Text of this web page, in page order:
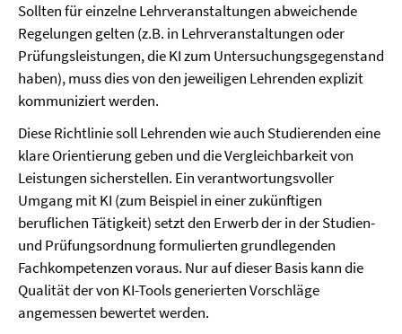
Sollten für einzelne Lehrveranstaltungen abweichende
Regelungen gelten (z.B. in Lehrveranstaltungen oder
Prüfungsleistungen, die KI zum Untersuchungsgegenstand
haben), muss dies von den jeweiligen Lehrenden explizit
kommuniziert werden.
Diese Richtlinie soll Lehrenden wie auch Studierenden eine
klare Orientierung geben und die Vergleichbarkeit von
Leistungen sicherstellen. Ein verantwortungsvoller
Umgang mit KI (zum Beispiel in einer zukünftigen
beruflichen Tätigkeit) setzt den Erwerb der in der Studien-
und Prüfungsordnung formulierten grundlegenden
Fachkompetenzen voraus. Nur auf dieser Basis kann die
Qualität der von KI-Tools generierten Vorschläge
angemessen bewertet werden.